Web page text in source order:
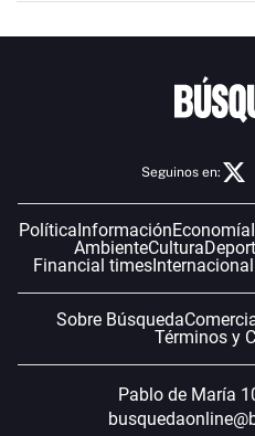
Seguinos en:
PolíticaInformaciónEconomía
AmbienteCultura
Financial timesInternacional
Sobre Búsqueda
Términos y
Pablo de María